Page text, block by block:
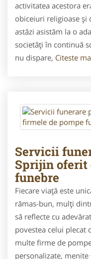
activitatea acestora
obiceiuri religioase și
astăzi asistăm la o
societăți în continuă
nu dispare, Citeste
Servicii
Sprijin oferit
funebre
Fiecare viață este
rămas-bun, mulți
să reflecte cu
povestea celui plecat
multe firme de
personalizate,